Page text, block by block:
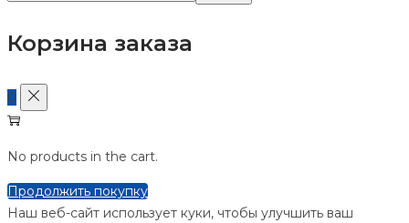
Корзина заказа
0
No products in the cart.
Продолжить покупку
Наш веб-сайт использует куки, чтобы улучшить ваш